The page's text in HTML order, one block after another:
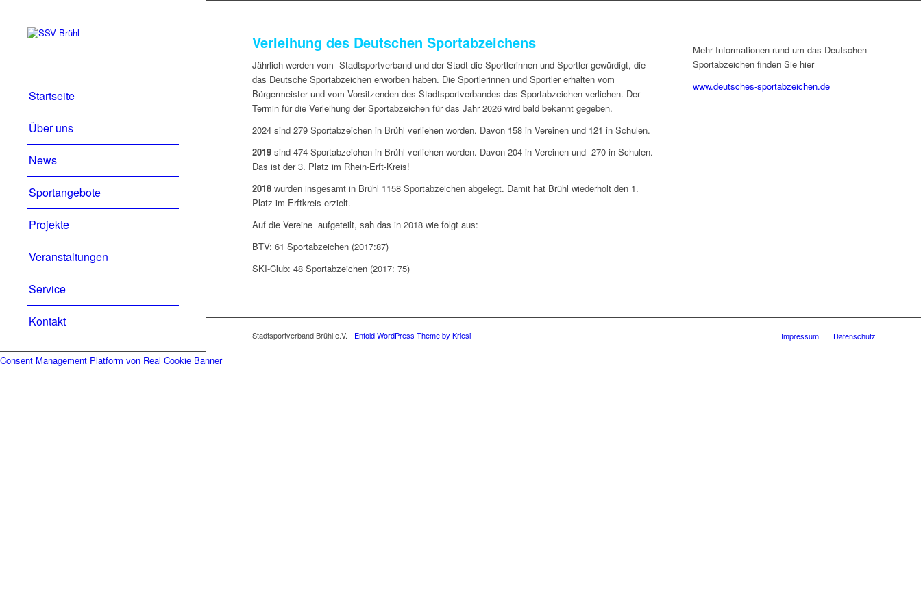
Startseite
Über uns
News
Sportangebote
Projekte
Veranstaltungen
Service
Kontakt
Verleihung des Deutschen Sportabzeichens
Jährlich werden vom Stadtsportverband und der Stadt die Sportlerinnen und Sportler gewürdigt, die
das Deutsche Sportabzeichen erworben haben. Die Sportlerinnen und Sportler erhalten vom
Bürgermeister und vom Vorsitzenden des Stadtsportverbandes das Sportabzeichen verliehen. Der
Termin für die Verleihung der Sportabzeichen für das Jahr 2026 wird bald bekannt gegeben.
2024 sind 279 Sportabzeichen in Brühl verliehen worden. Davon 158 in Vereinen und 121 in Schulen.
2019 sind 474 Sportabzeichen in Brühl verliehen worden. Davon 204 in Vereinen und 270 in Schulen.
Das ist der 3. Platz im Rhein-Erft-Kreis!
2018wurden insgesamt in Brühl 1158 Sportabzeichen abgelegt. Damit hat Brühl wiederholt den 1.
Platz im Erftkreis erzielt.
Auf die Vereine aufgeteilt, sah das in 2018 wie folgt aus:
BTV: 61 Sportabzeichen (2017:87)
SKI-Club: 48 Sportabzeichen (2017: 75)
Mehr Informationen rund um das Deutschen
Sportabzeichen finden Sie hier
www.deutsches-sportabzeichen.de
Stadtsportverband Brühl e.V. - Enfold WordPress Theme by Kriesi Impressum Datenschutz
Consent Management Platform von Real Cookie Banner